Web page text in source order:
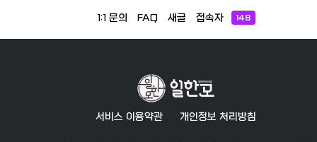
1:1 문의 FAQ 새글 접속자 148
서비스 이용약관 개인정보 처리방침